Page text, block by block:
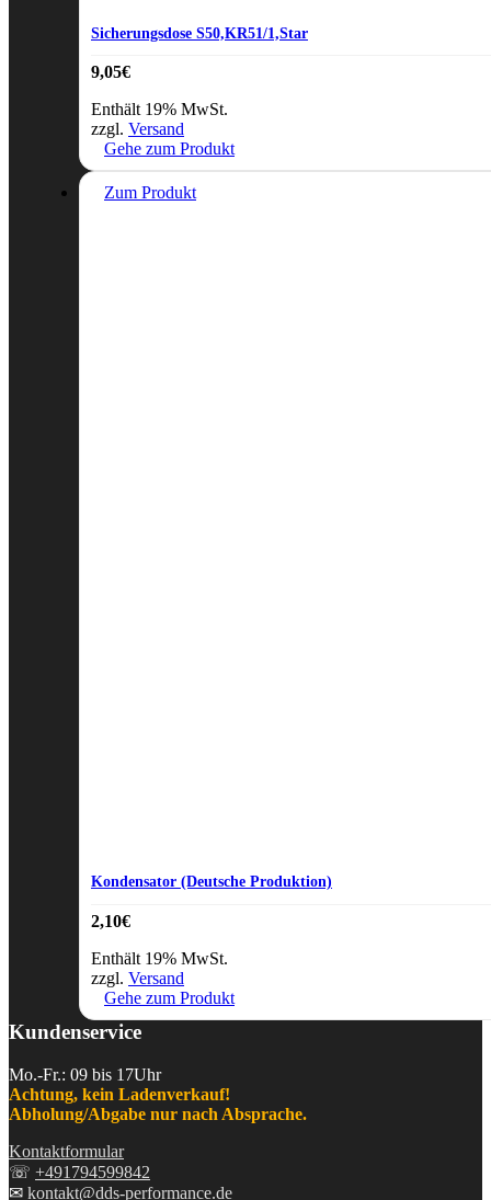
Sicherungsdose S50,KR51/1,Star
9,05€
Enthält 19% MwSt.
zzgl. Versand
Gehe zum Produkt
Zum Produkt
Kondensator (Deutsche Produktion)
2,10€
Enthält 19% MwSt.
zzgl. Versand
Gehe zum Produkt
Kundenservice
Mo.-Fr.: 09 bis 17Uhr
Achtung, kein Ladenverkauf!
Abholung/Abgabe nur nach Absprache.
Kontaktformular
☏ +491794599842
✉ kontakt@dds-performance.de